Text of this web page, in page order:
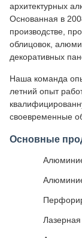
архитектурных
Основанная в
производстве,
облицовок,
декоративных
Наша команда
летний опыт
своевременные
Основные